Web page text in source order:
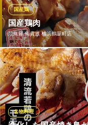
炭屋 串兵衛 鶴屋町
旬の地酒が呑める焼鳥
ＪＲ横浜駅きた西口
神奈川県横浜市神奈川区鶴
国産鶏肉
焼鳥屋 鳥貴族 横浜鶴屋町店
国産鶏
おいしい焼鳥は鮮度が
焼鳥を追求した結果、
す。
焼鳥屋 鳥貴族 横浜
焼鳥
名物料理